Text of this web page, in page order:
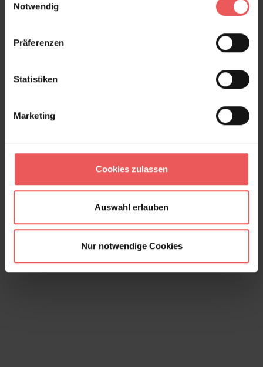
Notwendig
Präferenzen
Statistiken
Marketing
Cookies zulassen
Auswahl erlauben
Nur notwendige Cookies
Coral, garden green
127,00 €